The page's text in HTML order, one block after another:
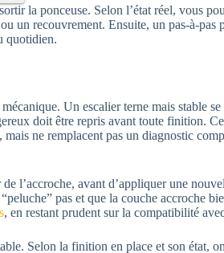
la ponceuse. Selon l’état réel, vous
un recouvrement. Ensuite, un pas-à-
quotidien.
Un escalier terne mais stable
doit être repris avant toute finition.
ne remplacent pas un diagnostic
l’accroche, avant d’appliquer une
pas et que la couche accroche
, en restant prudent sur la compatibilité
Selon la finition en place et son état,